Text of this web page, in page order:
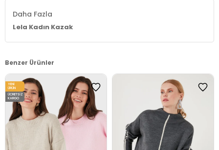
Daha Fazla
Lela Kadın Kazak
Benzer Ürünler
YENI
ÜRÜN
ÜCRETSIZ
KARGO